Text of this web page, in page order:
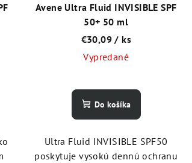
Avene Ultra Fluid INVISIBLE SPF
50+ 50 ml
€30,09/ ks
Vypredané
Do košíka
Ultra Fluid INVISIBLE SPF50
poskytuje vysokú dennú ochranu